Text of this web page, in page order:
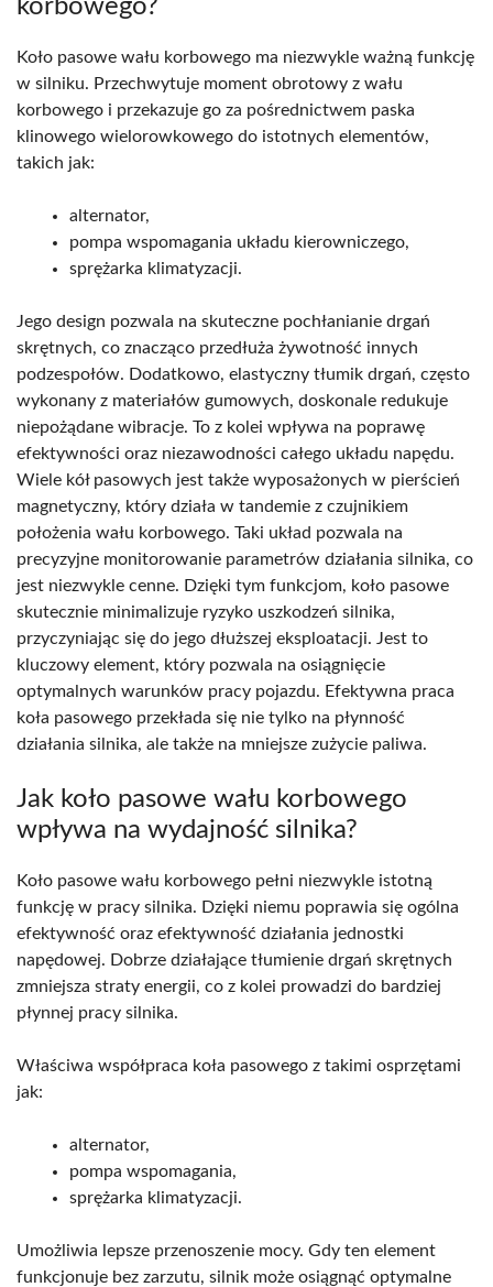
korbowego?
Koło pasowe wału korbowego ma niezwykle ważną funkcję
w silniku. Przechwytuje moment obrotowy z wału
korbowego i przekazuje go za pośrednictwem paska
klinowego wielorowkowego do istotnych elementów,
takich jak:
alternator,
pompa wspomagania układu kierowniczego,
sprężarka klimatyzacji.
Jego design pozwala na skuteczne pochłanianie drgań
skrętnych, co znacząco przedłuża żywotność innych
podzespołów. Dodatkowo, elastyczny tłumik drgań, często
wykonany z materiałów gumowych, doskonale redukuje
niepożądane wibracje. To z kolei wpływa na poprawę
efektywności oraz niezawodności całego układu napędu.
Wiele kół pasowych jest także wyposażonych w pierścień
magnetyczny, który działa w tandemie z czujnikiem
położenia wału korbowego. Taki układ pozwala na
precyzyjne monitorowanie parametrów działania silnika, co
jest niezwykle cenne. Dzięki tym funkcjom, koło pasowe
skutecznie minimalizuje ryzyko uszkodzeń silnika,
przyczyniając się do jego dłuższej eksploatacji. Jest to
kluczowy element, który pozwala na osiągnięcie
optymalnych warunków pracy pojazdu. Efektywna praca
koła pasowego przekłada się nie tylko na płynność
działania silnika, ale także na mniejsze zużycie paliwa.
Jak koło pasowe wału korbowego
wpływa na wydajność silnika?
Koło pasowe wału korbowego pełni niezwykle istotną
funkcję w pracy silnika. Dzięki niemu poprawia się ogólna
efektywność oraz efektywność działania jednostki
napędowej. Dobrze działające tłumienie drgań skrętnych
zmniejsza straty energii, co z kolei prowadzi do bardziej
płynnej pracy silnika.
Właściwa współpraca koła pasowego z takimi osprzętami
jak:
alternator,
pompa wspomagania,
sprężarka klimatyzacji.
Umożliwia lepsze przenoszenie mocy. Gdy ten element
funkcjonuje bez zarzutu, silnik może osiągnąć optymalne